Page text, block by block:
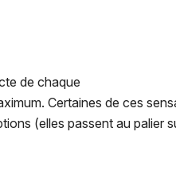
de chaque
Certaines de ces
(elles passent au palier